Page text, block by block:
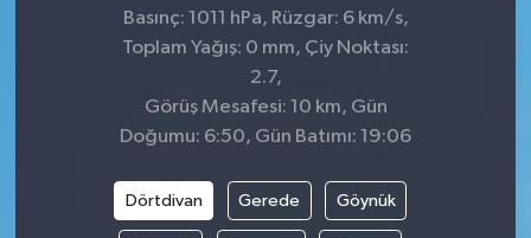
Basınç: 1011 hPa, Rüzgar: 6 km/s,
Toplam Yağış: 0 mm, Çiy Noktası:
2.7,
Görüş Mesafesi: 10 km, Gün
Doğumu: 6:50, Gün Batımı: 19:06
Dörtdivan Gerede Göynük